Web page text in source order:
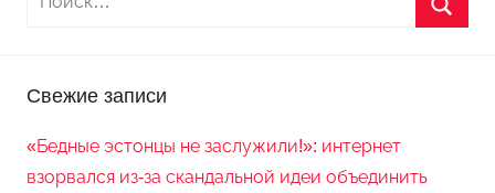
Свежие записи
«Бедные эстонцы не заслужили!»: интернет
взорвался из-за скандальной идеи объединить